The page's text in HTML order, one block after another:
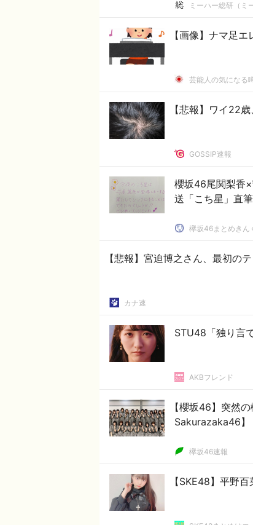
ミーハー総研（ミ
【画像】ナマ足
芸能人の気になる
【悲報】ワイ22
GOSSIP速報
櫻坂46尾関梨香
送「こち星」直
欅坂46まとめきん
【悲報】宮迫博之さん、最初の
カナ速
STU48「独り言
AKBフレンド
【櫻坂46】突然
Sakurazaka46】
欅坂46速報
【SKE48】平野